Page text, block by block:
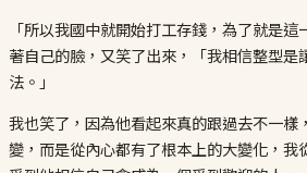
「所以我國中就開始打工存錢，為了就是
著自己的臉，又笑了出來，「我相信整型是
法。」
我也笑了，因為他看起來真的跟過去不一樣
變，而是從內心都有了根本上的大變化，我